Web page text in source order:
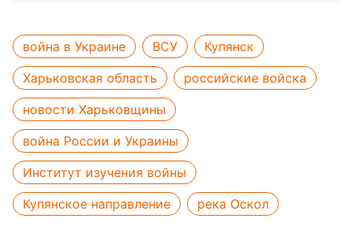
война в Украине ВСУ
Купянск
Харьковская область
российские войска
новости Харьковщины
война России и Украины
Институт изучения войны
Купянское направление
река Оскол